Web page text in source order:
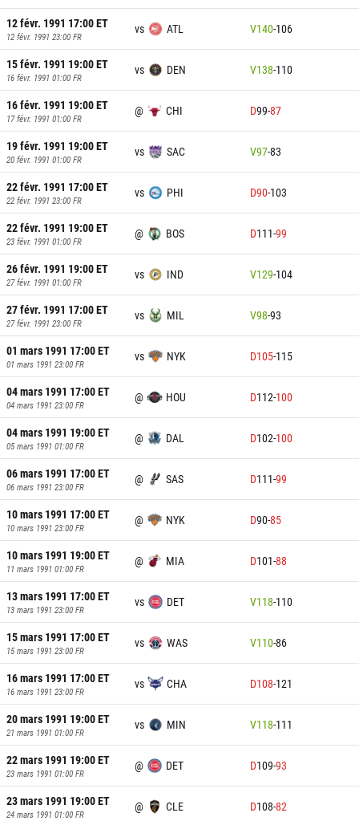
12 févr. 1991 17:00ET
12 févr. 1991 23:00 FR
vs ATL V140-106
15 févr. 1991 19:00ET
16 févr. 1991 01:00 FR
vs DEN V138-110
16 févr. 1991 19:00ET
17 févr. 1991 01:00 FR
@ CHI D99-87
19 févr. 1991 19:00ET
20 févr. 1991 01:00 FR
vs SAC V97-83
22 févr. 1991 17:00ET
22 févr. 1991 23:00 FR
vs PHI D90-103
22 févr. 1991 19:00ET
23 févr. 1991 01:00 FR
@ BOS D111-99
26 févr. 1991 19:00ET
27 févr. 1991 01:00 FR
vs IND V129-104
27 févr. 1991 17:00ET
27 févr. 1991 23:00 FR
vs MIL V98-93
01 mars 1991 17:00ET
01 mars 1991 23:00 FR
vs NYK D105-115
04 mars 1991 17:00ET
04 mars 1991 23:00 FR
@ HOU D112-100
04 mars 1991 19:00ET
05 mars 1991 01:00 FR
@ DAL D102-100
06 mars 1991 17:00ET
06 mars 1991 23:00 FR
@ SAS D111-99
10 mars 1991 17:00ET
10 mars 1991 23:00 FR
@ NYK D90-85
10 mars 1991 19:00ET
11 mars 1991 01:00 FR
@ MIA D101-88
13 mars 1991 17:00ET
13 mars 1991 23:00 FR
vs DET V118-110
15 mars 1991 17:00ET
15 mars 1991 23:00 FR
vs WAS V110-86
16 mars 1991 17:00ET
16 mars 1991 23:00 FR
vs CHA D108-121
20 mars 1991 19:00ET
21 mars 1991 01:00 FR
vs MIN V118-111
22 mars 1991 19:00ET
23 mars 1991 01:00 FR
@ DET D109-93
23 mars 1991 19:00ET
24 mars 1991 01:00 FR
@ CLE D108-82